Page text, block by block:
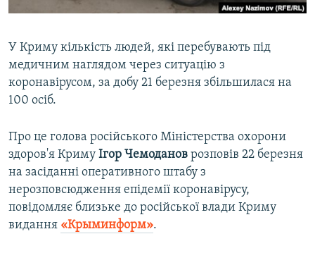
СВІДЧЕННЯ ОКУПАЦІЇ
ІНФОГРАФІКА
Qırımtatar
ДОЛУЧАЙСЯ!
У Криму кількість людей, які перебувають під
медичним наглядом через ситуацію з
коронавірусом, за добу 21 березня збільшилася на
100 осіб.
Про це голова російського Міністерства охорони
здоров'я Криму Ігор Чемоданов розповів 22 березня
на засіданні оперативного штабу з
нерозповсюдження епідемії коронавірусу,
повідомляє близьке до російської влади Криму
видання «Крыминформ».